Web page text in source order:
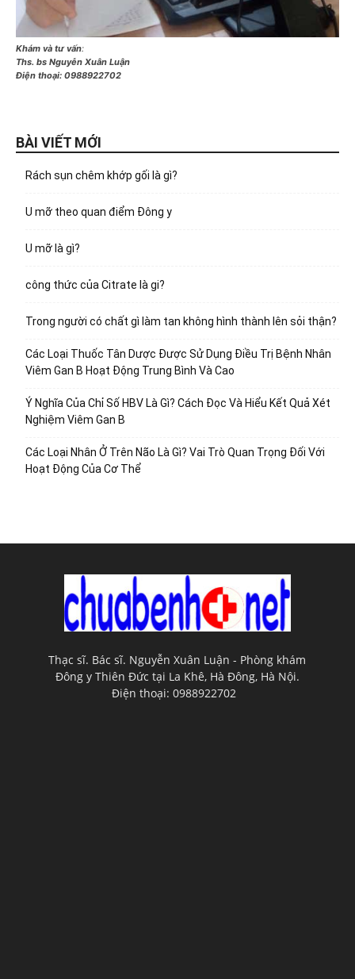
Khám và tư vấn:
Ths. bs Nguyễn Xuân Luận
Điện thoại: 0988922702
BÀI VIẾT MỚI
Rách sụn chêm khớp gối là gì?
U mỡ theo quan điểm Đông y
U mỡ là gì?
công thức của Citrate là gi?
Trong người có chất gì làm tan không hình thành lên sỏi thận?
Các Loại Thuốc Tân Dược Được Sử Dụng Điều Trị Bệnh Nhân
Viêm Gan B Hoạt Động Trung Bình Và Cao
Ý Nghĩa Của Chỉ Số HBV Là Gì? Cách Đọc Và Hiểu Kết Quả Xét
Nghiệm Viêm Gan B
Các Loại Nhân Ở Trên Não Là Gì? Vai Trò Quan Trọng Đối Với
Hoạt Động Của Cơ Thể
Thạc sĩ. Bác sĩ. Nguyễn Xuân Luận - Phòng khám
Đông y Thiên Đức tại La Khê, Hà Đông, Hà Nội.
Điện thoại: 0988922702